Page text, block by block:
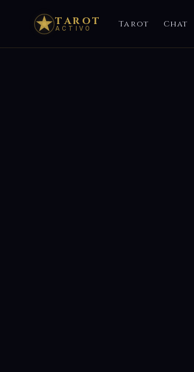
TAROT
ACTIVO Tarot Chat